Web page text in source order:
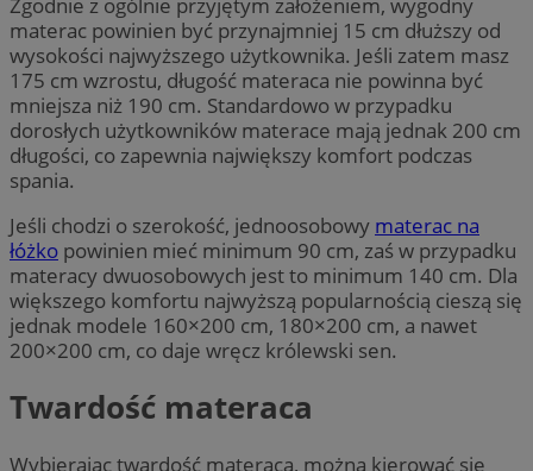
materac powinien być przynajmniej 15 cm dłuższy od
wysokości najwyższego użytkownika. Jeśli zatem masz
175 cm wzrostu, długość materaca nie powinna być
mniejsza niż 190 cm. Standardowo w przypadku
dorosłych użytkowników materace mają jednak 200 cm
długości, co zapewnia największy komfort podczas
spania.
Jeśli chodzi o szerokość, jednoosobowy materac na
łóżko powinien mieć minimum 90 cm, zaś w przypadku
materacy dwuosobowych jest to minimum 140 cm. Dla
większego komfortu najwyższą popularnością cieszą się
jednak modele 160×200 cm, 180×200 cm, a nawet
200×200 cm, co daje wręcz królewski sen.
Twardość materaca
Wybierając twardość materaca, można kierować się